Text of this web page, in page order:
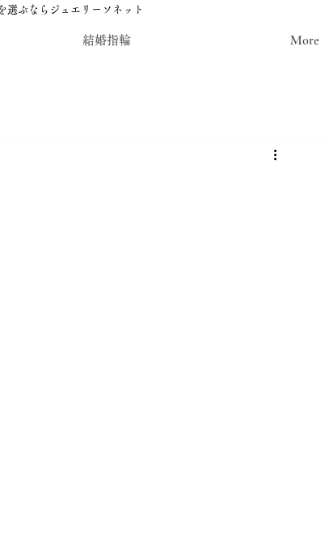
選ぶならジュエリーソネット
結婚指輪 More
熊本 カラーストーン・レアストーンルース